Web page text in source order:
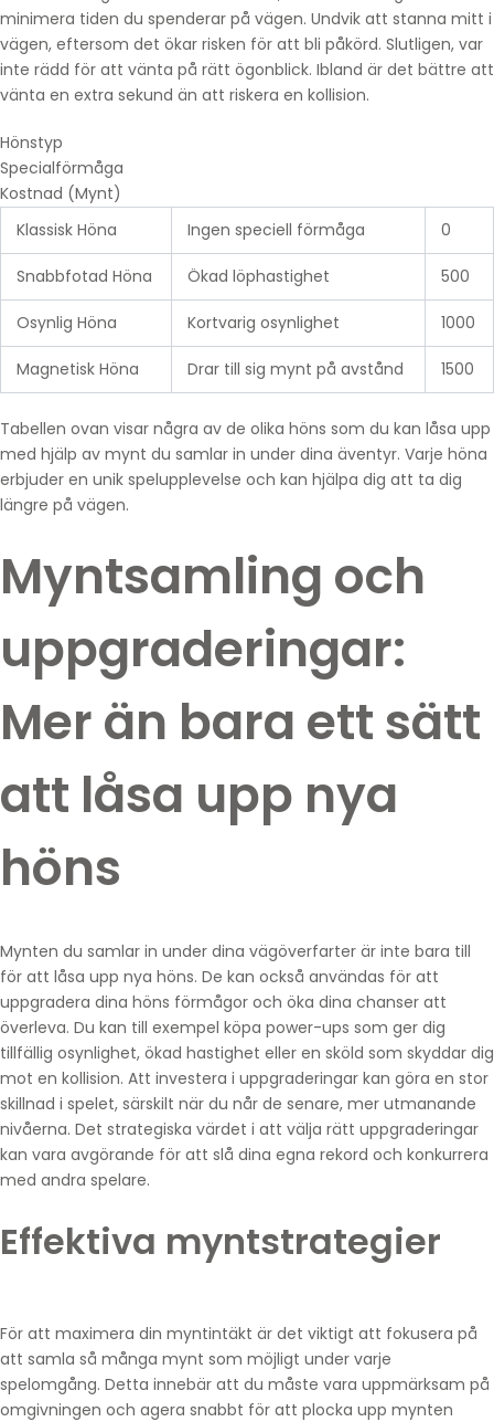
minimera tiden du spenderar på vägen. Undvik att stanna mitt i
vägen, eftersom det ökar risken för att bli påkörd. Slutligen, var
inte rädd för att vänta på rätt ögonblick. Ibland är det bättre att
vänta en extra sekund än att riskera en kollision.
Hönstyp
Specialförmåga
Kostnad (Mynt)
Klassisk Höna
Ingen speciell förmåga 0
Snabbfotad Höna Ökad löphastighet 500
Osynlig Höna Kortvarig osynlighet 1000
Magnetisk Höna Drar till sig mynt på avstånd 1500
Tabellen ovan visar några av de olika höns som du kan låsa upp
med hjälp av mynt du samlar in under dina äventyr. Varje höna
erbjuder en unik spelupplevelse och kan hjälpa dig att ta dig
längre på vägen.
Myntsamling och
uppgraderingar:
Mer än bara ett sätt
att låsa upp nya
höns
Mynten du samlar in under dina vägöverfarter är inte bara till
för att låsa upp nya höns. De kan också användas för att
uppgradera dina höns förmågor och öka dina chanser att
överleva. Du kan till exempel köpa power-ups som ger dig
tillfällig osynlighet, ökad hastighet eller en sköld som skyddar dig
mot en kollision. Att investera i uppgraderingar kan göra en stor
skillnad i spelet, särskilt när du når de senare, mer utmanande
nivåerna. Det strategiska värdet i att välja rätt uppgraderingar
kan vara avgörande för att slå dina egna rekord och konkurrera
med andra spelare.
Effektiva myntstrategier
För att maximera din myntintäkt är det viktigt att fokusera på
att samla så många mynt som möjligt under varje
spelomgång. Detta innebär att du måste vara uppmärksam på
omgivningen och agera snabbt för att plocka upp mynten